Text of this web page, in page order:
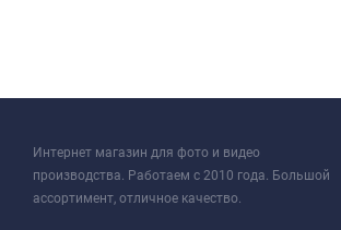
Интернет магазин для фото и видео
производства. Работаем с 2010 года. Большой
ассортимент, отличное качество.